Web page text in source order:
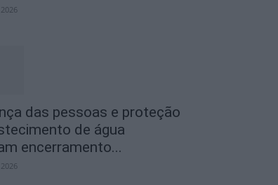
das pessoas e proteção
de água
encerramento...